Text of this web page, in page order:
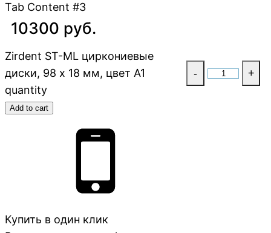
Tab Content #3
10300 руб.
Zirdent ST-ML циркониевые
диски, 98 х 18 мм, цвет A1
quantity
- +
Add to cart
Купить в один клик